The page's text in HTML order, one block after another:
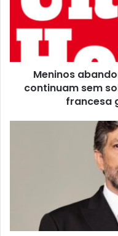
Meninos
continuam sem
francesa